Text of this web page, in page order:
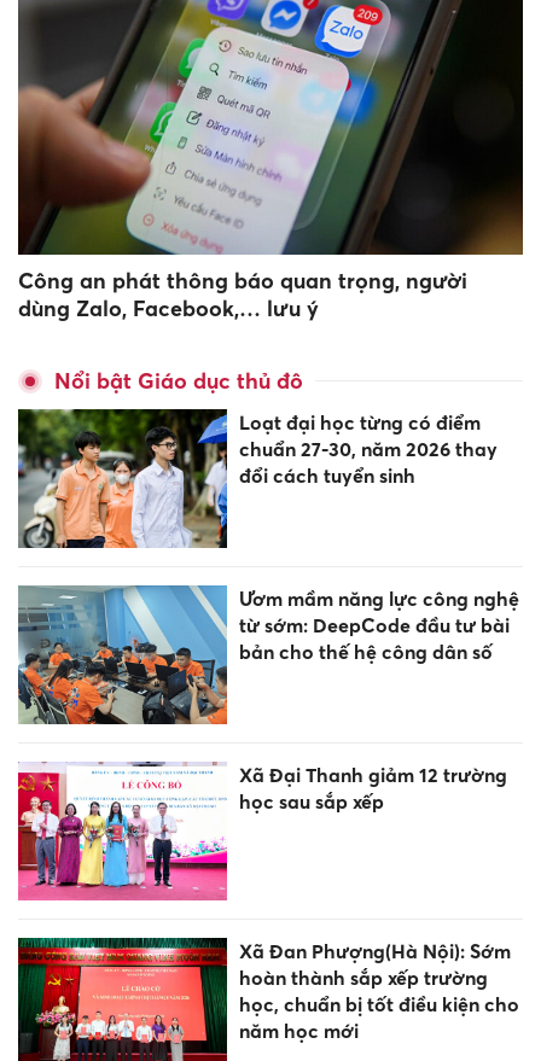
Công an phát thông báo quan trọng, người
dùng Zalo, Facebook,… lưu ý
Nổi bật Giáo dục thủ đô
Loạt đại học từng có điểm
chuẩn 27-30, năm 2026 thay
đổi cách tuyển sinh
Ươm mầm năng lực công nghệ
từ sớm: DeepCode đầu tư bài
bản cho thế hệ công dân số
Xã Đại Thanh giảm 12 trường
học sau sắp xếp
Xã Đan Phượng(Hà Nội): Sớm
hoàn thành sắp xếp trường
học, chuẩn bị tốt điều kiện cho
năm học mới